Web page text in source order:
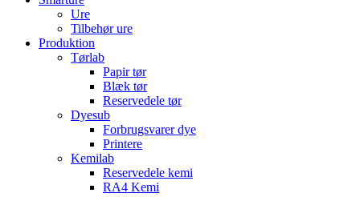
Ure
Tilbehør ure
Produktion
Tørlab
Papir tør
Blæk tør
Reservedele tør
Dyesub
Forbrugsvarer dye
Printere
Kemilab
Reservedele kemi
RA4 Kemi